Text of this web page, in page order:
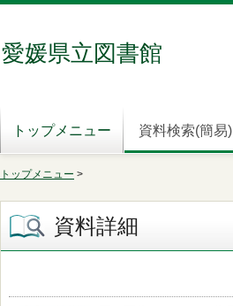
愛媛県立図書館
トップメニュー 資料検索(簡易)
トップメニュー >
資料詳細